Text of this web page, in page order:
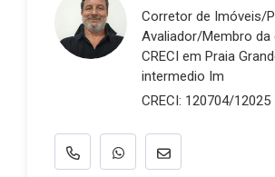
Corretor de Imóveis/
Avaliador/Membro da
CRECI em Praia
intermedio Im
CRECI: 120704/12025